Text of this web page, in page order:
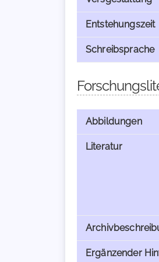
Entstehungszeit
Schreibsprache
Abbildungen
Literatur
Ergänzender